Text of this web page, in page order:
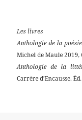
Les livres
Anthologie de la
Michel de Maule 2019,
Anthologie de la
Carrère d’Encausse,